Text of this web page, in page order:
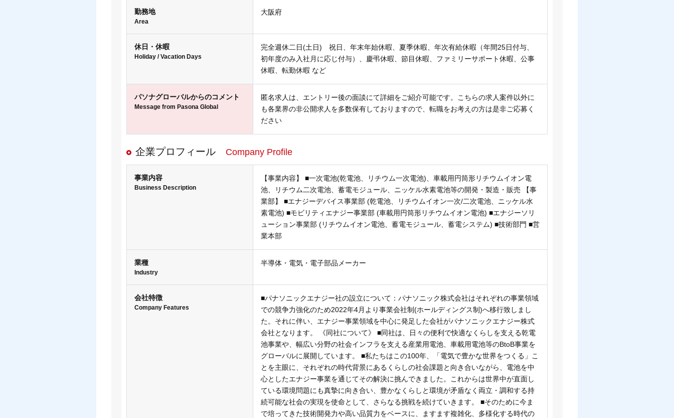
勤務地
Area
大阪府
休日・休暇
Holiday / Vacation Days
完全週休二日(土日) 祝日、年末年始休暇、夏季休暇、年次有給休暇（年間25日付与、
初年度のみ入社月に応じ付与）、慶弔休暇、節目休暇、ファミリーサポート休暇、公事
休暇、転勤休暇 など
パソナグローバルからのコメント
Message from Pasona Global
匿名求人は、エントリー後の面談にて詳細をご紹介可能です。こちらの求人案件以外に
も各業界の非公開求人を多数保有しておりますので、転職をお考えの方は是非ご応募く
ださい
企業プロフィール Company Profile
事業内容
Business Description
【事業内容】 ■一次電池(乾電池、リチウム一次電池)、車載用円筒形リチウムイオン電
池、リチウム二次電池、蓄電モジュール、ニッケル水素電池等の開発・製造・販売 【事
業部】 ■エナジーデバイス事業部 (乾電池、リチウムイオン一次/二次電池、ニッケル水
素電池) ■モビリティエナジー事業部 (車載用円筒形リチウムイオン電池) ■エナジーソリ
ューション事業部 (リチウムイオン電池、蓄電モジュール、蓄電システム) ■技術部門 ■営
業本部
業種
Industry
半導体・電気・電子部品メーカー
会社特徴
Company Features
■パナソニックエナジー社の設立について：パナソニック株式会社はそれぞれの事業領域
での競争力強化のため2022年4月より事業会社制(ホールディングス制)へ移行致しまし
た。それに伴い、エナジー事業領域を中心に発足した会社がパナソニックエナジー株式
会社となります。 《同社について》 ■同社は、日々の便利で快適なくらしを支える乾電
池事業や、幅広い分野の社会インフラを支える産業用電池、車載用電池等のBtoB事業を
グローバルに展開しています。 ■私たちはこの100年、「電気で豊かな世界をつくる」こ
とを主眼に、それぞれの時代背景にあるくらしの社会課題と向き合いながら、電池を中
心としたエナジー事業を通じてその解決に挑んできました。これからは世界中が直面し
ている環境問題にも真摯に向き合い、豊かなくらしと環境が矛盾なく両立・調和する持
続可能な社会の実現を使命として、さらなる挑戦を続けていきます。 ■そのために今ま
で培ってきた技術開発力や高い品質力をベースに、ますます複雑化、多様化する時代の